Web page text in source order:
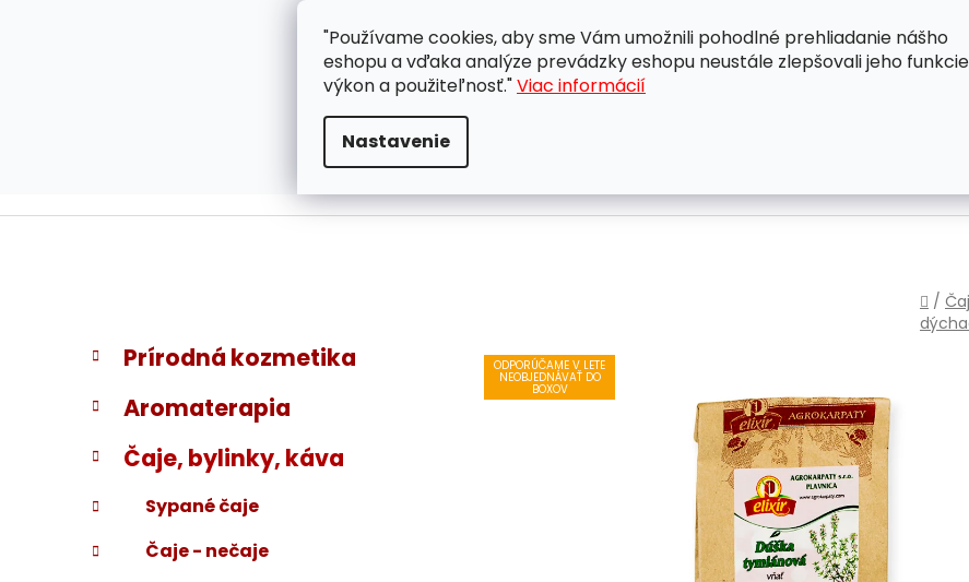
"Používame cookies, aby sme Vám umožnili pohodlné prehliadanie nášho
eshopu a vďaka analýze prevádzky eshopu neustále zlepšovali jeho
výkon a použiteľnosť."Viac informácií
Nastavenie
ZÁKAZNÍCKA PODPORA OBCHODNÉ PODMIENKY OCHRANA OSOBNÝCH
/
B
č
ý
a
n
Preskočiť
kategórie
K
a
t
e
ó
i
Prírodná kozmetika
Aromaterapia
Čaje, bylinky, káva
Sypané čaje
Čaje - nečaje
ODPORÚČAME V LETE
NEOBJEDNÁVAŤ DO
BOXOV